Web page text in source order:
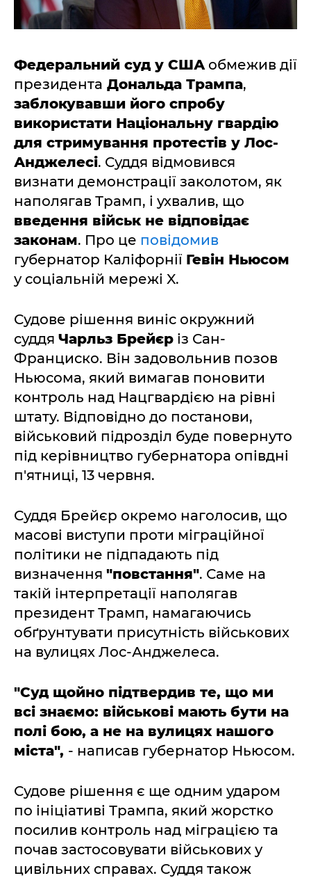
Федеральний суд у СШАобмежив дії
президента Дональда Трампа,
заблокувавши його спробу
використати Національну гвардію
для стримування протестів у Лос-
Анджелесі. Суддя відмовився
визнати демонстрації заколотом, як
наполягав Трамп, і ухвалив, що
введення військ не відповідає
законам. Про це повідомив
губернатор Каліфорнії Гевін Ньюсом
у соціальній мережі X.
Судове рішення виніс окружний
суддя Чарльз Брейєр із Сан-
Франциско. Він задовольнив позов
Ньюсома, який вимагав поновити
контроль над Нацгвардією на рівні
штату. Відповідно до постанови,
військовий підрозділ буде повернуто
під керівництво губернатора опівдні
п'ятниці, 13 червня.
Суддя Брейєр окремо наголосив, що
масові виступи проти міграційної
політики не підпадають під
визначення "повстання". Саме на
такій інтерпретації наполягав
президент Трамп, намагаючись
обґрунтувати присутність військових
на вулицях Лос-Анджелеса.
"Суд щойно підтвердив те, що ми
всі знаємо: військові мають бути на
полі бою, а не на вулицях нашого
міста", - написав губернатор Ньюсом.
Судове рішення є ще одним ударом
по ініціативі Трампа, який жорстко
посилив контроль над міграцією та
почав застосовувати військових у
цивільних справах. Суддя також